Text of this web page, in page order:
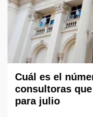
Cuál es el
consultoras
para julio